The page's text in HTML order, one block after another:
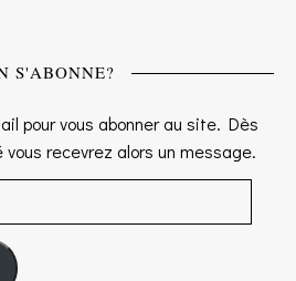
S'ABONNE?
pour vous abonner au site. Dès
recevrez alors un message.